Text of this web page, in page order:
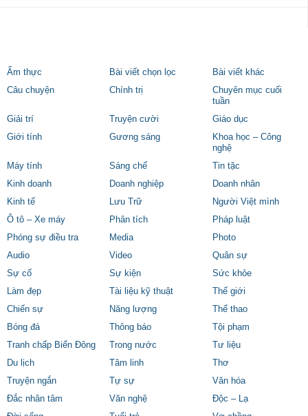
Ẩm thực Bài viết chọn lọc
Bài viết khác
Câu chuyện
Chính trị
Chuyên mục cuối
tuần
Giải trí
Truyện cười
Giáo dục
Giới tính
Gương sáng
Khoa học – Công
nghệ
Máy tính
Sáng chế
Tin tặc
Kinh doanh
Doanh nghiệp
Doanh nhân
Kinh tế
Lưu Trữ
Người Việt mình
Ô tô – Xe máy
Phân tích
Pháp luật
Phóng sự điều tra
Media
Photo
Audio
Video
Quân sự
Sự cố
Sự kiện
Sức khỏe
Làm đẹp
Tài liệu kỹ thuật
Thế giới
Chiến sự
Năng lượng
Thể thao
Bóng đá
Thông báo
Tội phạm
Tranh chấp Biển Đông
Trong nước
Tư liệu
Du lịch
Tâm linh
Thơ
Truyện ngắn
Tự sự
Văn hóa
Đắc nhân tâm
Văn nghệ
Độc – Lạ